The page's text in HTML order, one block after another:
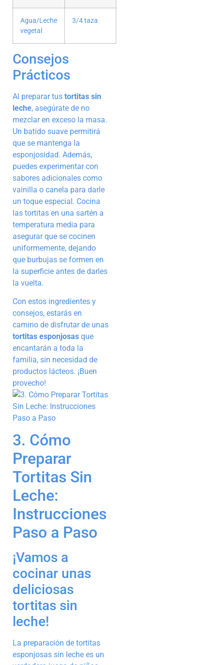
Agua/Leche
vegetal
3/4 taza
Consejos
Prácticos
Al preparar tus tortitas sin
leche, asegúrate de no
mezclar en exceso la masa.
Un batido suave permitirá
que se mantenga la
esponjosidad. Además,
puedes experimentar con
sabores adicionales como
vainilla o canela para darle
un toque especial. Cocina
las tortitas en una sartén a
temperatura media para
asegurar que se cocinen
uniformemente, dejando
que burbujas se formen en
la superficie antes de darles
la vuelta.
Con estos ingredientes y
consejos, estarás en
camino de disfrutar de unas
tortitas esponjosas que
encantarán a toda la
familia, sin necesidad de
productos lácteos. ¡Buen
provecho!
3. Cómo
Preparar
Tortitas Sin
Leche:
Instrucciones
Paso a Paso
¡Vamos a
cocinar unas
deliciosas
tortitas sin
leche!
La preparación de tortitas
esponjosas sin leche es un